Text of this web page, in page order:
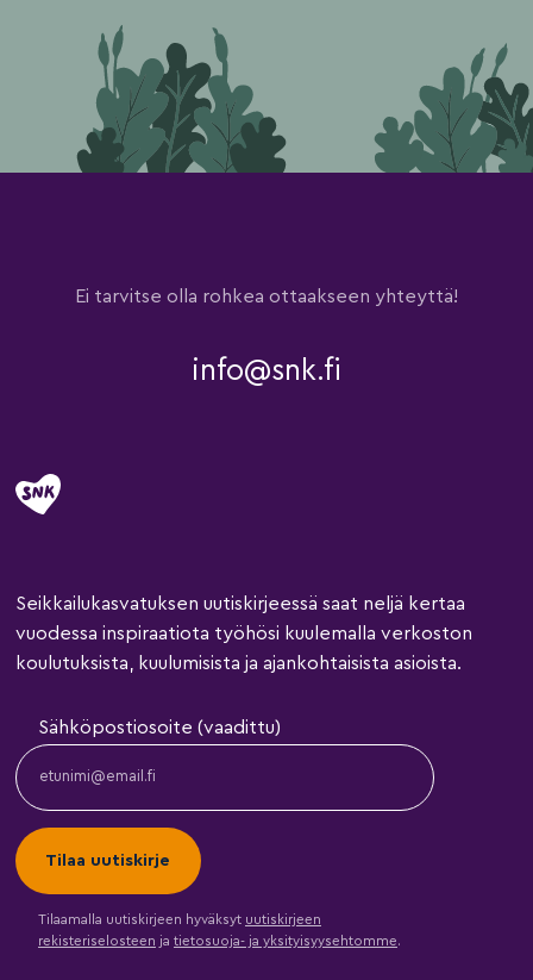
Ei tarvitse olla rohkea ottaakseen yhteyttä!
info@snk.fi
Seikkailukasvatuksen uutiskirjeessä saat neljä kertaa
vuodessa inspiraatiota työhösi kuulemalla verkoston
koulutuksista, kuulumisista ja ajankohtaisista asioista.
Sähköpostiosoite (vaadittu)
Tilaamalla uutiskirjeen hyväksyt uutiskirjeen
rekisteriselosteen ja tietosuoja- ja yksityisyysehtomme.